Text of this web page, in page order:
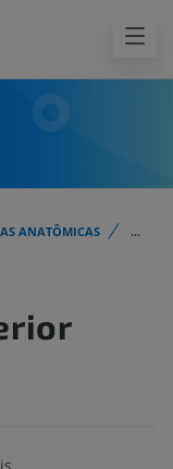
ANATÔMICAS
...